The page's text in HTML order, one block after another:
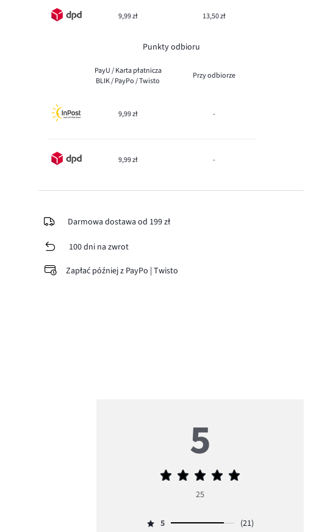
9,99 zł 13,50 zł
Punkty odbioru
PayU / Karta płatnicza
BLIK / PayPo / Twisto
Przy odbiorze
9,99 zł -
9,99 zł -
Darmowa dostawa od 199 zł
100 dni na zwrot
Zapłać później z PayPo | Twisto
5
Średnia
5
25
Ocena
5
(21)